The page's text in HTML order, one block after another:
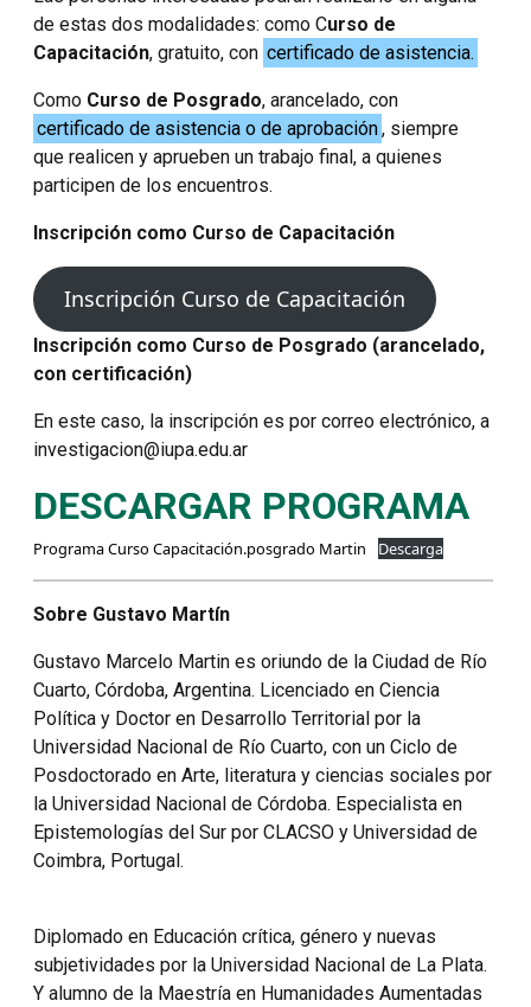
de estas dos modalidades: como Curso de
Capacitación, gratuito, con certificado de asistencia.
Como Curso de Posgrado, arancelado, con
certificado de asistencia o de aprobación, siempre
que realicen y aprueben un trabajo final, a quienes
participen de los encuentros.
Inscripción como Curso de Capacitación
Inscripción Curso de Capacitación
Inscripción como Curso de Posgrado (arancelado,
con certificación)
En este caso, la inscripción es por correo electrónico, a
investigacion@iupa.edu.ar
DESCARGAR PROGRAMA
Programa Curso Capacitación.posgrado Martin Descarga
Sobre Gustavo Martín
Gustavo Marcelo Martin es oriundo de la Ciudad de Río
Cuarto, Córdoba, Argentina. Licenciado en Ciencia
Política y Doctor en Desarrollo Territorial por la
Universidad Nacional de Río Cuarto, con un Ciclo de
Posdoctorado en Arte, literatura y ciencias sociales por
la Universidad Nacional de Córdoba. Especialista en
Epistemologías del Sur por CLACSO y Universidad de
Coimbra, Portugal.
Diplomado en Educación crítica, género y nuevas
subjetividades por la Universidad Nacional de La Plata.
Y alumno de la Maestría en Humanidades Aumentadas